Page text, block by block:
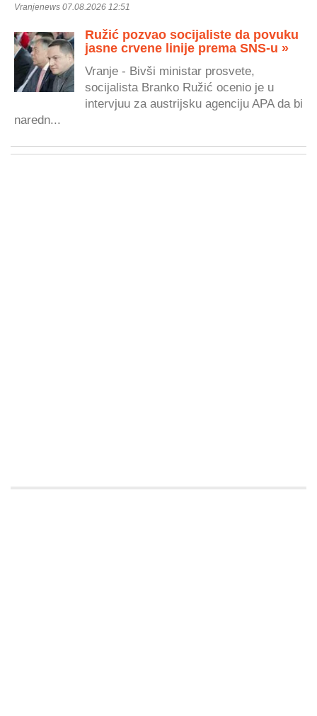
Vranjenews 07.08.2026 12:51
Ružić pozvao socijaliste da povuku
jasne crvene linije prema SNS-u »
Vranje - Bivši ministar prosvete,
socijalista Branko Ružić ocenio je u
intervjuu za austrijsku agenciju APA da bi
naredn...